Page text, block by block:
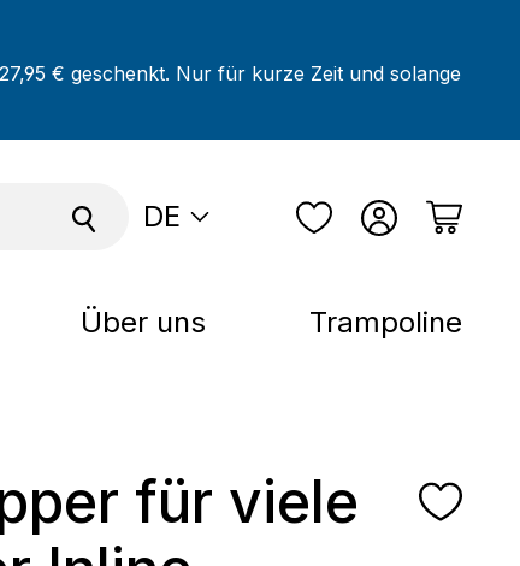
€ geschenkt. Nur für kurze Zeit und solange
DE
Über uns Trampoline
für viele